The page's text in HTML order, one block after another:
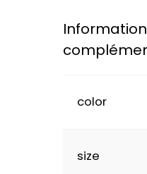
color
size